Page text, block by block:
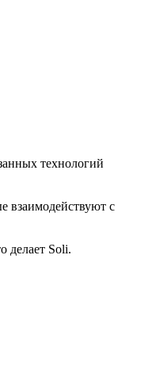
технологий
взаимодействуют с
делает Soli.